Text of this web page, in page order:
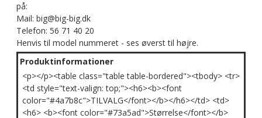
på:
Mail: big@big-big.dk
Telefon: 56 71 40 20
Henvis til model nummeret - ses øverst til højre.
Produktinformationer
<p></p><table class="table table-bordered"><tbody> <tr>
<td style="text-valign: top;"><h6><b><font
color="#4a7b8c">TILVALG</font></b></h6></td> <td>
<h6> <b><font color="#73a5ad">Størrelse</font></b>